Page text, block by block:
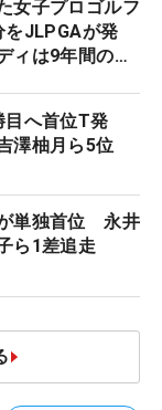
女子プロゴルフ
をJLPGAが発
は9年間の立
目へ首位T発
澤柚月ら5位
単独首位 永井
ら1差追走